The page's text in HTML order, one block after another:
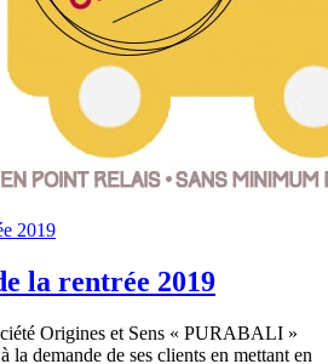
2019
la rentrée 2019
Origines et Sens « PURABALI »
la demande de ses clients en mettant en